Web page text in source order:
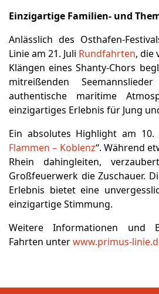
Einzigartige Familien- und
Anlässlich des Osthafen-
Linie am 21. Juli Rundfahrten, die
Klängen eines Shanty-Chors
mitreißenden
authentische maritime
einzigartiges Erlebnis für Jung
Ein absolutes Highlight am 10.
Flammen – Koblenz“. Während
Rhein dahingleiten,
Großfeuerwerk die Zuschauer.
Erlebnis bietet eine
einzigartige Stimmung.
Weitere Informationen und
Fahrten unterwww.primus-